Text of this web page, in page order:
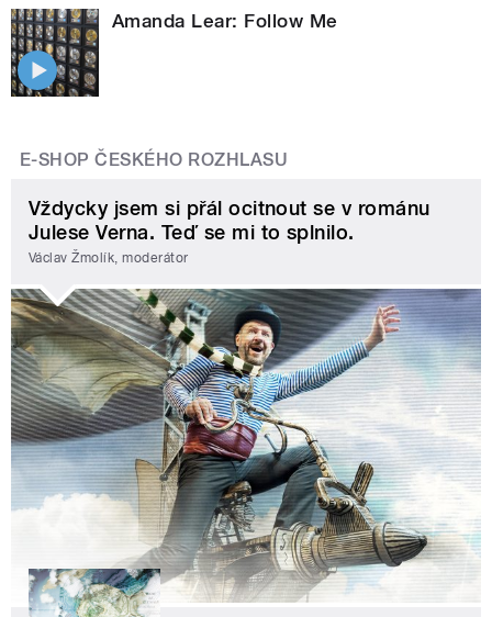
Amanda Lear: Follow Me
E-SHOP ČESKÉHO ROZHLASU
Vždycky jsem si přál ocitnout se v románu
Julese Verna. Teď se mi to splnilo.
Václav Žmolík, moderátor